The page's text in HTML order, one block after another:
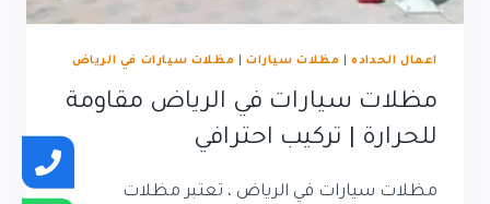
اعمال الحداده| مظلات سيارات مظلات سيارات في الرياض
مظلات سيارات في الرياض مقاومة
للحرارة | تركيب احترافي
مظلات سيارات في الرياض ، تعتبر مظلات